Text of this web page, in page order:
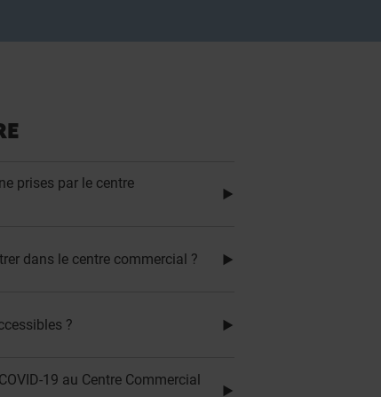
prises par le centre
dans le centre commercial ?
?
19 au Centre Commercial